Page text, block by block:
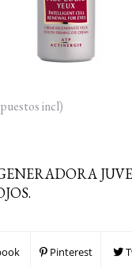
incl)
Pinterest